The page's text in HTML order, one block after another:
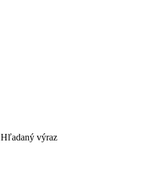
Hľadaný výraz